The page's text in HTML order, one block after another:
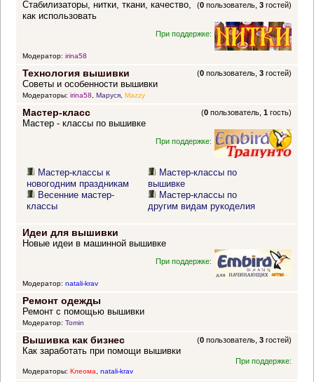
(0 пользователь,3 гостей)
Стабилизаторы, нитки, ткани, качество,
как использовать
При поддержке:
Модератор: irina58
Технология вышивки (0 пользователь,3 гостей)
Советы и особенности вышивки
Модераторы: irina58, Маруся, Mazzy
Мастер-класс (0 пользователь,1 гость)
Мастер - классы по вышивке
При поддержке:
Мастер-классы к
новогодним праздникам
Весенние мастер-
классы
Мастер-классы по
вышивке
Мастер-классы по
другим видам рукоделия
Идеи для вышивки
Новые идеи в машинной вышивке
При поддержке:
Модератор: natali-krav
Ремонт одежды
Ремонт с помощью вышивки
Модератор: Tomin
Вышивка как бизнес (0 пользователь,3 гостей)
Как заработать при помощи вышивки
При поддержке:
Модераторы: Клеома, natali-krav